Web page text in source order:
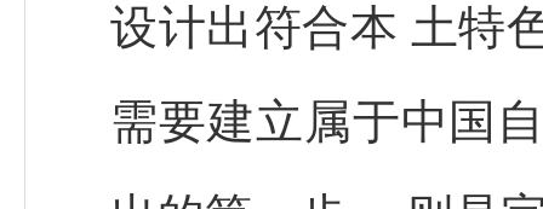
设计出符合本 土特
需要建立属于中国